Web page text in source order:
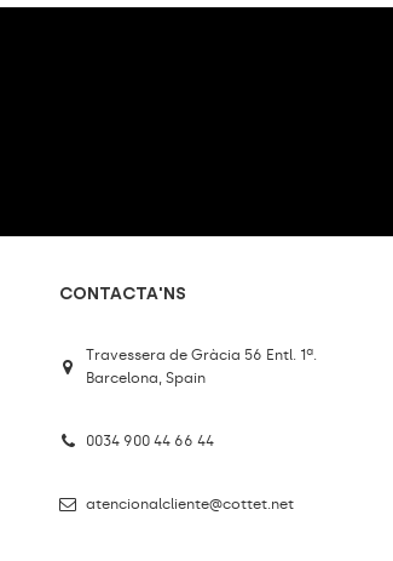
CONTACTA'NS
Travessera de Gràcia 56 Entl. 1ª.
Barcelona, Spain
0034 900 44 66 44
atencionalcliente@cottet.net